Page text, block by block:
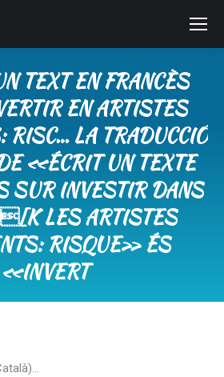
TEXT EN FRANCÈS
EN ARTISTES
RISC… LA TRADUCCIÓ
«ÉCRIT UN TEXTE
SUR INVESTIR DANS
LES ARTISTES
RISQUE» ÉS
«INVERT